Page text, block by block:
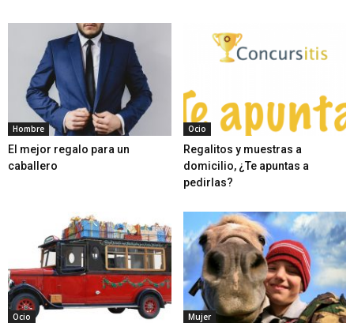
Hombre
El mejor regalo para un
caballero
Ocio
Regalitos y muestras a
domicilio, ¿Te apuntas a
pedirlas?
Ocio Mujer